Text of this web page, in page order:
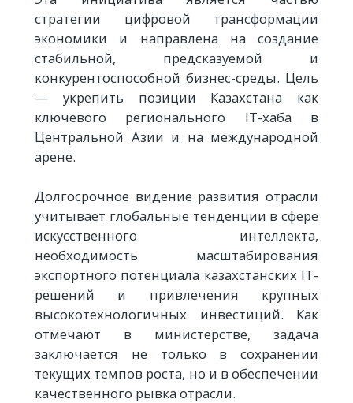
стратегии цифровой трансформации
экономики и направлена на создание
стабильной, предсказуемой и
конкурентоспособной бизнес-среды. Цель
— укрепить позиции Казахстана как
ключевого регионального IT-хаба в
Центральной Азии и на международной
арене.
Долгосрочное видение развития отрасли
учитывает глобальные тенденции в сфере
искусственного интеллекта,
необходимость масштабирования
экспортного потенциала казахстанских IT-
решений и привлечения крупных
высокотехнологичных инвестиций. Как
отмечают в министерстве, задача
заключается не только в сохранении
текущих темпов роста, но и в обеспечении
качественного рывка отрасли.